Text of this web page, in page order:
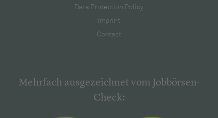
Data Protection Policy
Imprint
Contact
Mehrfach ausgezeichnet vom Jobbörsen-
Check: